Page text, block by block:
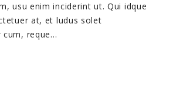
usu enim inciderint ut. Qui idque
at, et ludus solet
cum, reque…